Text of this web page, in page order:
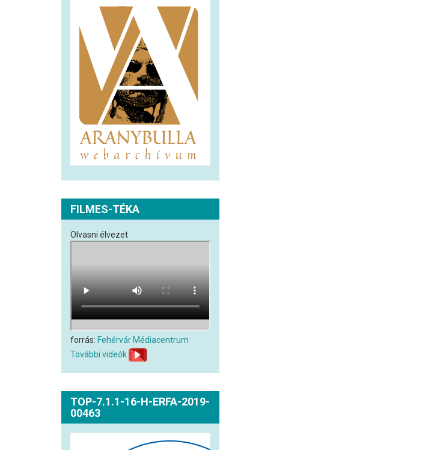
FILMES-TÉKA
Olvasni élvezet
forrás: Fehérvár Médiacentrum
További videók
TOP-7.1.1-16-H-ERFA-2019-
00463